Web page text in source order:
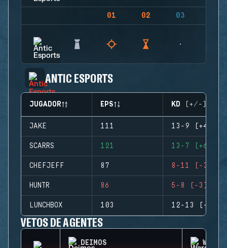
01 02 03
ANTIC ESPORTS
JUGADOR EPS KD (+/-)
JAKE 111 13-9 (+4)
SCARRS 121 13-7 (+6)
CHEFJEFF 87 8-11 (-3)
HUNTR 86 5-8 (-3)
LUNCHBOX 103 12-13 (-1)
VETOS DE AGENTES
DEIMOS